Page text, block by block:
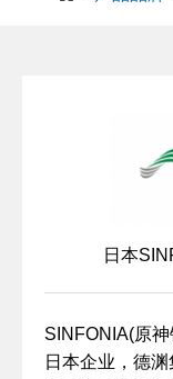
日本
SINFONIA(原
日本企业，德